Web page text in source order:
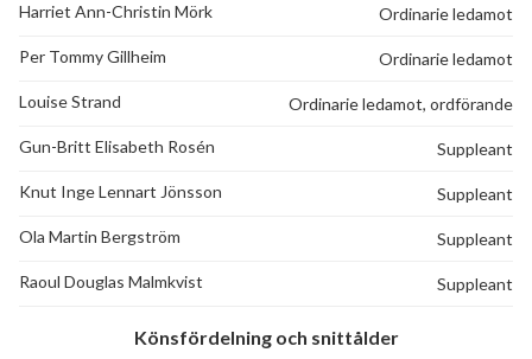
Harriet Ann-Christin Mörk Ordinarie ledamot
Per Tommy Gillheim Ordinarie ledamot
Louise Strand Ordinarie ledamot, ordförande
Gun-Britt Elisabeth Rosén Suppleant
Knut Inge Lennart Jönsson Suppleant
Ola Martin Bergström Suppleant
Raoul Douglas Malmkvist Suppleant
Könsfördelning och snittålder